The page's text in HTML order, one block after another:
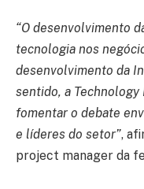
“O desenvolvimento
tecnologia nos
desenvolvimento da
sentido, a
fomentar o debate
e líderes do setor”,
project manager da